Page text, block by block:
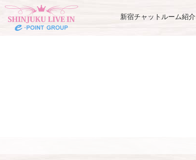
新宿チャットルーム紹介